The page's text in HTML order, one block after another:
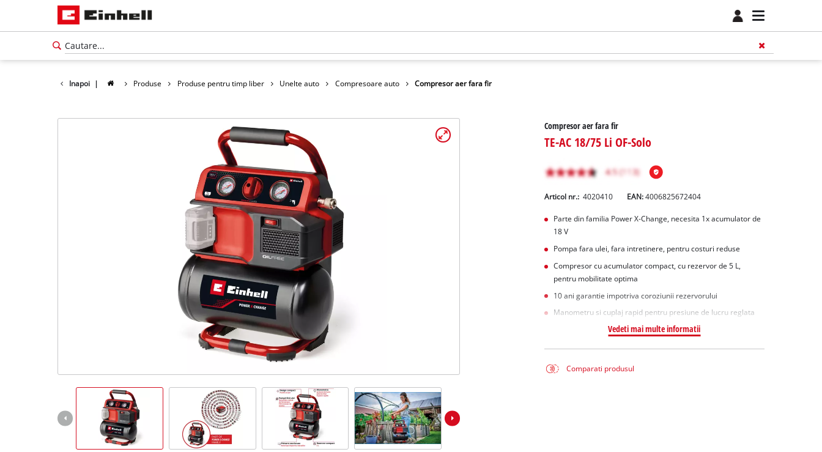
Inapoi | Produse Produse pentru timp liber Unelte auto Compresoare auto Compresor aer fara fir
Compresor aer fara fir
TE-AC 18/75 Li OF-Solo
Articol nr.: 4020410 EAN:4006825672404
Parte din familia Power X-Change, necesita 1x acumulator de
18 V
Pompa fara ulei, fara intretinere, pentru costuri reduse
Compresor cu acumulator compact, cu rezervor de 5 L,
pentru mobilitate optima
10 ani garantie impotriva coroziunii rezervorului
Manometru si cuplaj rapid pentru presiune de lucru reglata
Vedeti mai multe informatii
Comparati produsul